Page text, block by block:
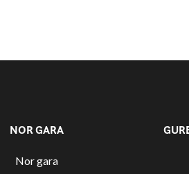
NOR GARA
Nor gara